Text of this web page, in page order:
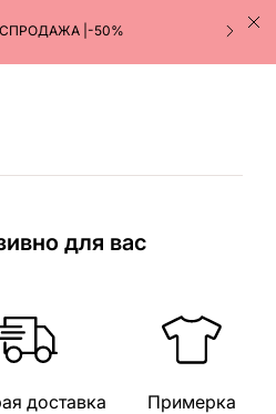
|-50%
для вас
доставка
Примерка